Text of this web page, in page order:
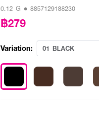
0.12 G • 8857129188230
฿279
Variation: 01 BLACK